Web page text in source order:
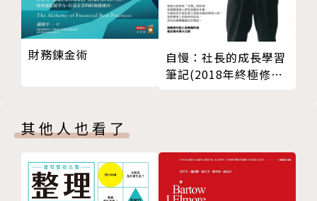
財務鍊金術
自慢：社長的成長學習
筆記(2018年終極修訂
其他人也看了